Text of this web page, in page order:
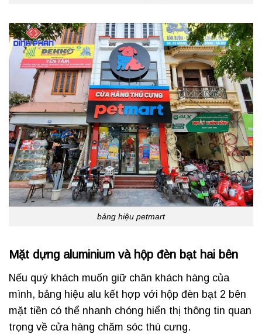
bảng hiệu petmart
Mặt dựng aluminium và hộp đèn bạt hai bên
Nếu quý khách muốn giữ chân khách hàng của
mình, bảng hiệu alu kết hợp với hộp đèn bạt 2 bên
mặt tiền có thể nhanh chóng hiển thị thông tin quan
trọng về cửa hàng chăm sóc thú cưng.